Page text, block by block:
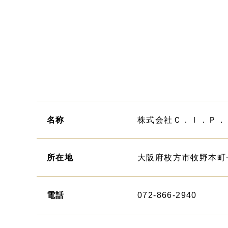
名称 株式会社Ｃ．Ｉ．Ｐ．
所在地 大阪府枚方市牧野本
電話 072-866-2940